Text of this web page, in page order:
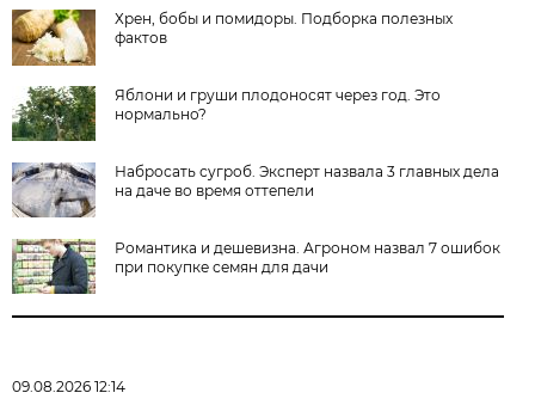
Хрен, бобы и помидоры. Подборка полезных
фактов
Яблони и груши плодоносят через год. Это
нормально?
Набросать сугроб. Эксперт назвала 3 главных дела
на даче во время оттепели
Романтика и дешевизна. Агроном назвал 7 ошибок
при покупке семян для дачи
09.08.2026 12:14